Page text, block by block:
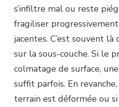
s’infiltre mal ou reste
fragiliser
jacentes. C’est souvent
sur la sous-couche. Si le
colmatage de surface,
suffit parfois. En
terrain est déformée ou